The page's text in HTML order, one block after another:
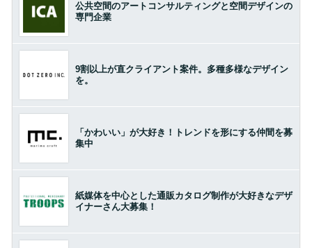
公共空間のアートコンサルティングと空間デザインの
専門企業
9割以上が直クライアント案件。多種多様なデザイン
を。
「かわいい」が大好き！トレンドを形にする仲間を募
集中
紙媒体を中心とした通販カタログ制作が大好きなデザ
イナーさん大募集！